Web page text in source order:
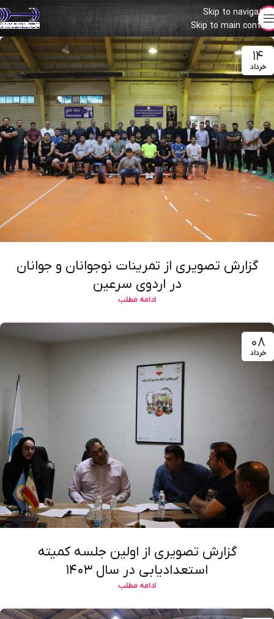
Skip to navigation
Skip to main content
۱۴
خرداد
گزارش تصویری از تمرینات نوجوانان و جوانان
در اردوی سرعین
ادامه مطلب
۰۸
خرداد
گزارش تصویری از اولین جلسه کمیته
استعدادیابی در سال ۱۴۰۳
ادامه مطلب